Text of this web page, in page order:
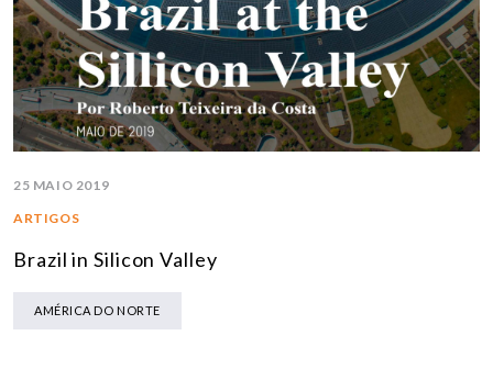
25 MAIO 2019
ARTIGOS
Brazil in Silicon Valley
AMÉRICA DO NORTE